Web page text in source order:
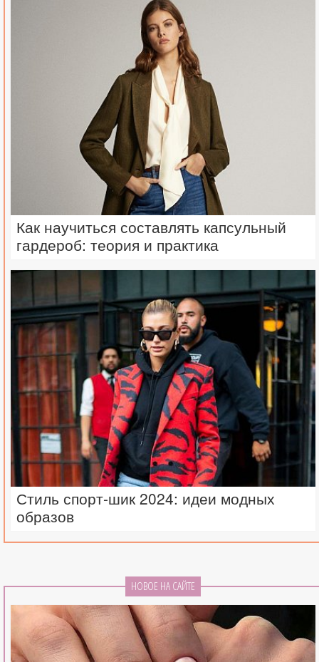
Как научиться составлять капсульный
гардероб: теория и практика
Стиль спорт-шик 2024: идеи модных
образов
НОВОЕ НА САЙТЕ